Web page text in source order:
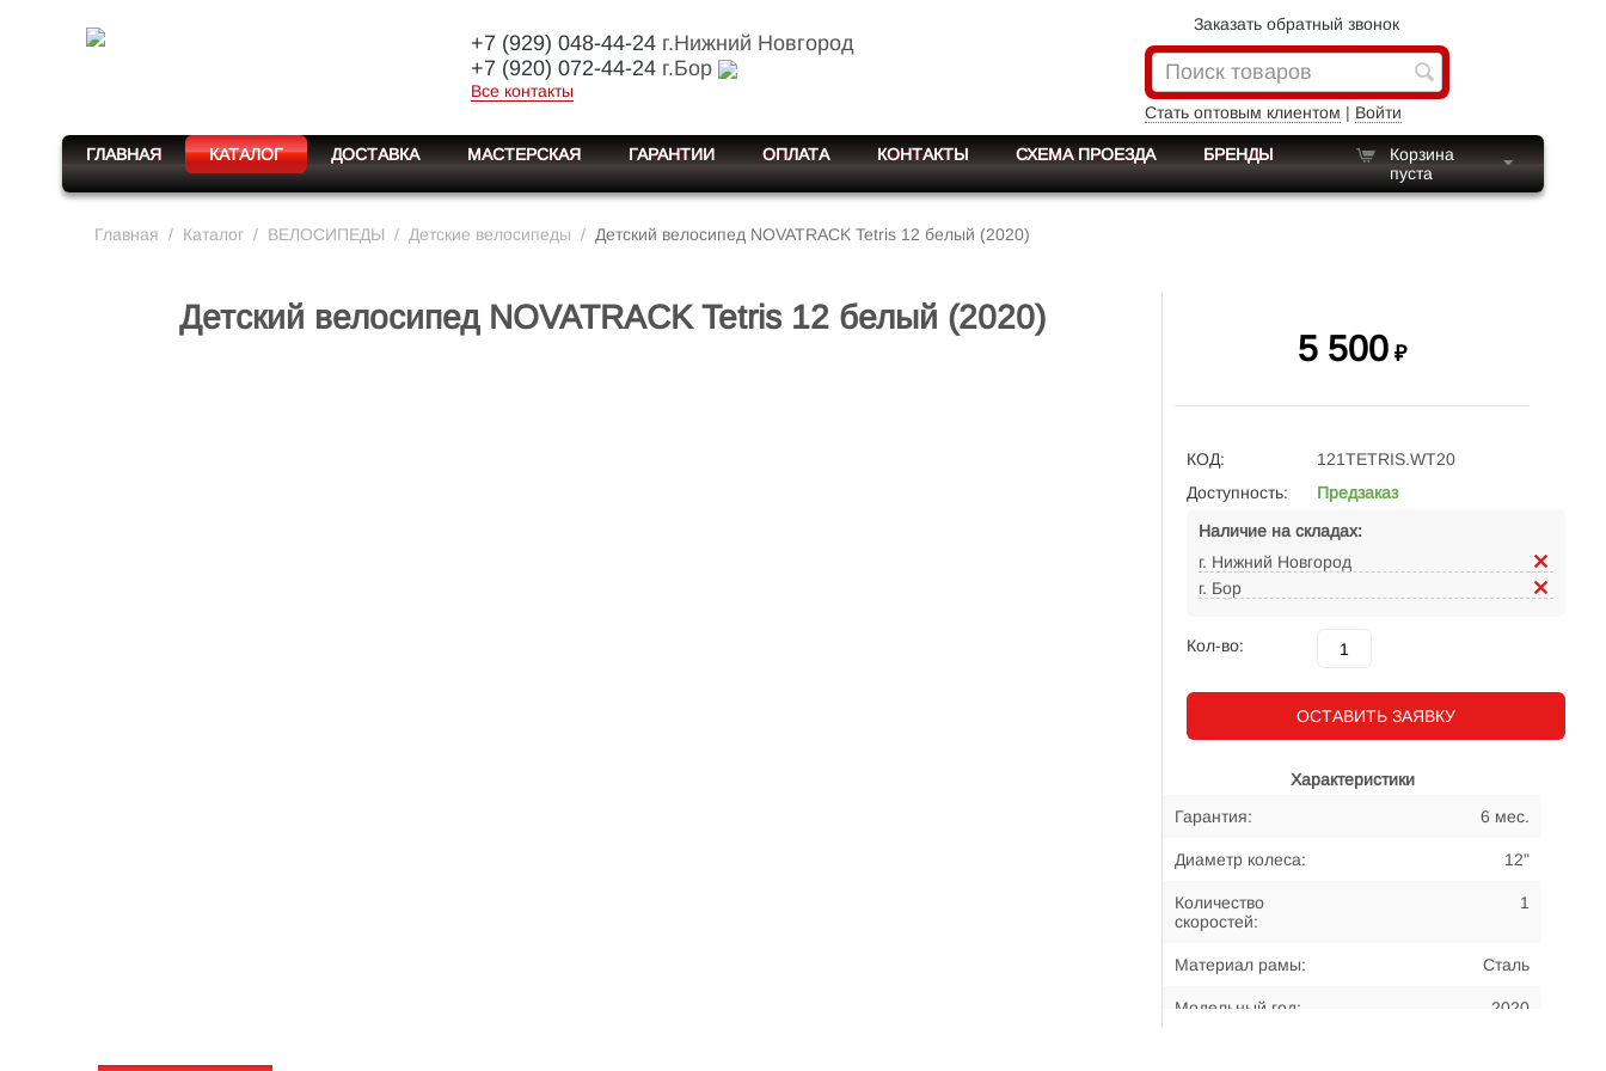
+7 (929) 048-44-24г.Нижний Новгород
+7 (920) 072-44-24г.Бор
Все контакты
Заказать обратный звонок
Стать оптовым клиентом | Войти
ГЛАВНАЯ КАТАЛОГ ДОСТАВКА МАСТЕРСКАЯ ГАРАНТИИ ОПЛАТА КОНТАКТЫ СХЕМА ПРОЕЗДА БРЕНДЫ
Корзина
пуста
Главная / Каталог / ВЕЛОСИПЕДЫ / Детские велосипеды / Детский велосипед NOVATRACK Tetris 12 белый (2020)
Детский велосипед NOVATRACK Tetris 12 белый (2020)
5 500 ₽
КОД:
121TETRIS.WT20
Доступность:
Предзаказ
Наличие на складах:
г. Нижний Новгород
г. Бор
Кол-во:
ОСТАВИТЬ ЗАЯВКУ
Характеристики
Гарантия:
6 мес.
Диаметр колеса: 12"
Количество
скоростей:
1
Материал рамы: Сталь
Модельный год: 2020